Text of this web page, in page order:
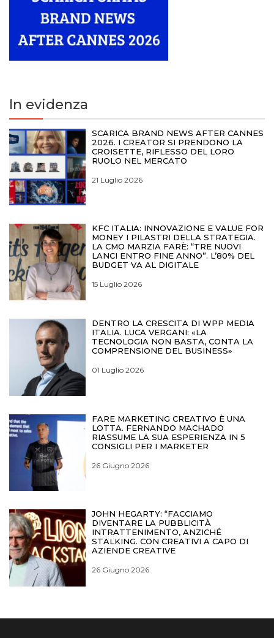
In evidenza
SCARICA BRAND NEWS AFTER CANNES
2026. I CREATOR SI PRENDONO LA
CROISETTE, RIFLESSO DEL LORO
RUOLO NEL MERCATO
21 Luglio 2026
KFC ITALIA: INNOVAZIONE E VALUE FOR
MONEY I PILASTRI DELLA STRATEGIA.
LA CMO MARZIA FARÈ: “TRE NUOVI
LANCI ENTRO FINE ANNO”. L’80% DEL
BUDGET VA AL DIGITALE
15 Luglio 2026
DENTRO LA CRESCITA DI WPP MEDIA
ITALIA. LUCA VERGANI: «LA
TECNOLOGIA NON BASTA, CONTA LA
COMPRENSIONE DEL BUSINESS»
01 Luglio 2026
FARE MARKETING CREATIVO È UNA
LOTTA. FERNANDO MACHADO
RIASSUME LA SUA ESPERIENZA IN 5
CONSIGLI PER I MARKETER
26 Giugno 2026
JOHN HEGARTY: “FACCIAMO
DIVENTARE LA PUBBLICITÀ
INTRATTENIMENTO, ANZICHÉ
STALKING. CON CREATIVI A CAPO DI
AZIENDE CREATIVE
26 Giugno 2026